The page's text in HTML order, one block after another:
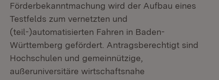
Förderbekanntmachung wird der Aufbau eines
Testfelds zum vernetzten und
(teil-)automatisierten Fahren in Ba­den-
Württemberg gefördert. Antragsberechtigt sind
Hochschulen und gemein­nützige,
außeruniversitäre wirtschaftsnahe